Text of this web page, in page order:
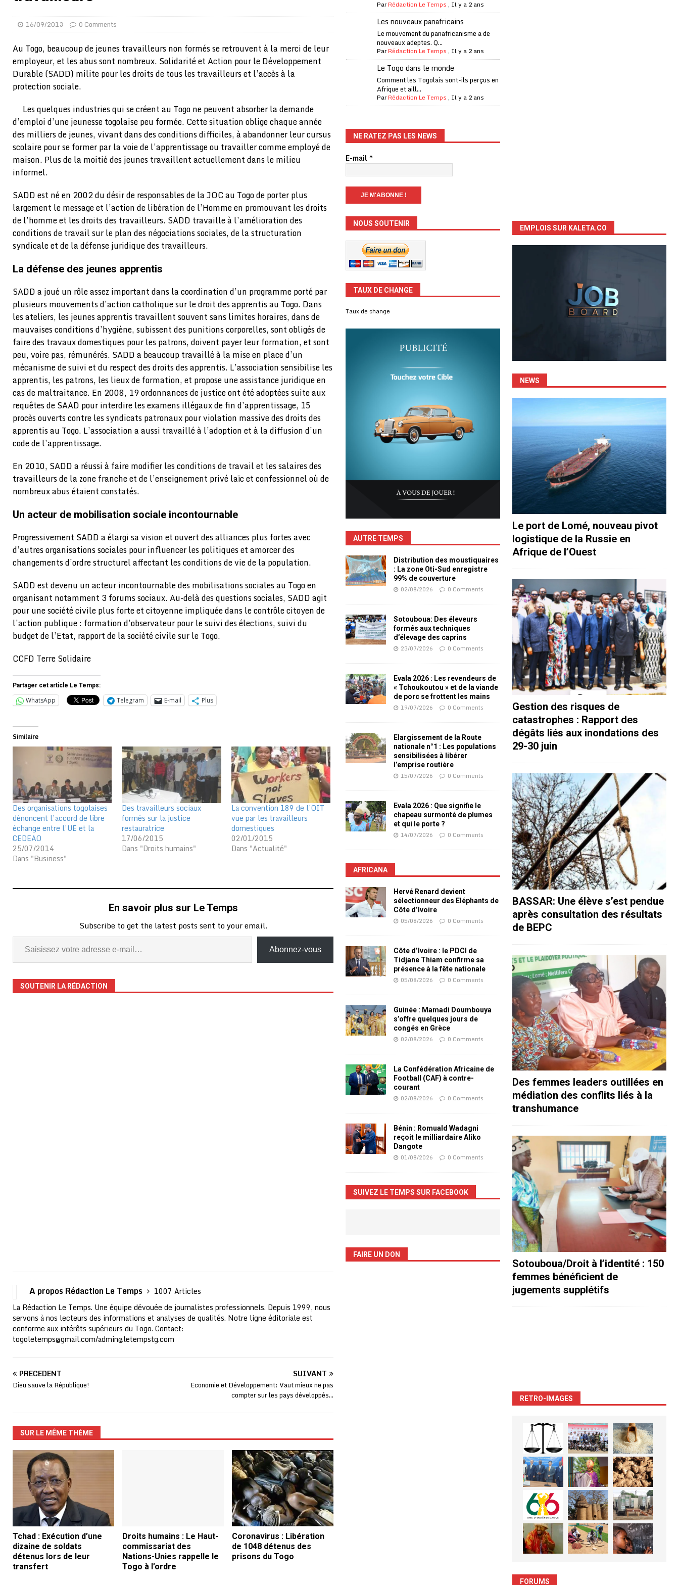
A LA UNE
[ 02/08/2026 ] La Confédération Africaine de Football (CAF) à contre-courant
[ 01/08/2026 ]
Quatre candidats à la succession d’Infantino à la tête de la FIFA
A LA UNE
[ 01/08/2026 ] Bénin : Romuald Wadagni reçoit le milliardaire Aliko Dangote
A LA UNE
[ 31/07/2026 ] Niger : le FMI débloque une bouffée d’oxygène financière
ECONOMIE
A LA UNE
[ 31/07/2026 ] Benjamin Mendy a vendu aux enchères son trophée de la Coupe du monde
[ 31/07/2026 ]
Bénin : les membres du Sénat installés
A LA UNE
[ 31/07/2026 ] Projet d’investisseurs à la Fifa: l’UEFA menace à «l’unanimité» d’un boycott des Coupes du monde
BUSINESS
[ 05/08/2026 ] Hervé Renard devient sélectionneur des Eléphants de Côte d’Ivoire
16/09/2013 0 Comments
Au Togo, beaucoup de jeunes travailleurs non formés se retrouvent à la merci de leur
employeur, et les abus sont nombreux. Solidarité et Action pour le Développement
Durable (SADD) milite pour les droits de tous les travailleurs et l’accès à la
protection sociale.
Les quelques industries qui se créent au Togo ne peuvent absorber la demande
d’emploi d’une jeunesse togolaise peu formée. Cette situation oblige chaque année
des milliers de jeunes, vivant dans des conditions difficiles, à abandonner leur cursus
scolaire pour se former par la voie de l’apprentissage ou travailler comme employé de
maison. Plus de la moitié des jeunes travaillent actuellement dans le milieu
informel.
SADD est né en 2002 du désir de responsables de la JOC au Togo de porter plus
largement le message et l’action de libération de l’Homme en promouvant les droits
de l’homme et les droits des travailleurs. SADD travaille à l’amélioration des
conditions de travail sur le plan des négociations sociales, de la structuration
syndicale et de la défense juridique des travailleurs.
La défense des jeunes apprentis
SADD a joué un rôle assez important dans la coordination d’un programme porté par
plusieurs mouvements d’action catholique sur le droit des apprentis au Togo. Dans
les ateliers, les jeunes apprentis travaillent souvent sans limites horaires, dans de
mauvaises conditions d’hygiène, subissent des punitions corporelles, sont obligés de
faire des travaux domestiques pour les patrons, doivent payer leur formation, et sont
peu, voire pas, rémunérés. SADD a beaucoup travaillé à la mise en place d’un
mécanisme de suivi et du respect des droits des apprentis. L’association sensibilise les
apprentis, les patrons, les lieux de formation, et propose une assistance juridique en
cas de maltraitance. En 2008, 19 ordonnances de justice ont été adoptées suite aux
requêtes de SAAD pour interdire les examens illégaux de fin d’apprentissage, 15
procès ouverts contre les syndicats patronaux pour violation massive des droits des
apprentis au Togo. L’association a aussi travaillé à l’adoption et à la diffusion d’un
code de l’apprentissage.
En 2010, SADD a réussi à faire modifier les conditions de travail et les salaires des
travailleurs de la zone franche et de l’enseignement privé laïc et confessionnel où de
nombreux abus étaient constatés.
Un acteur de mobilisation sociale incontournable
Progressivement SADD a élargi sa vision et ouvert des alliances plus fortes avec
d’autres organisations sociales pour influencer les politiques et amorcer des
changements d’ordre structurel affectant les conditions de vie de la population.
SADD est devenu un acteur incontournable des mobilisations sociales au Togo en
organisant notamment 3 forums sociaux. Au-delà des questions sociales, SADD agit
pour une société civile plus forte et citoyenne impliquée dans le contrôle citoyen de
l’action publique : formation d’observateur pour le suivi des élections, suivi du
budget de l’Etat, rapport de la société civile sur le Togo.
CCFD Terre Solidaire
Partager cet article Le Temps:
WhatsApp Telegram E-mail Plus
Similaire
Des organisations togolaises
dénoncent l’accord de libre
échange entre l’UE et la
CEDEAO
25/07/2014
Dans "Business"
Des travailleurs sociaux
formés sur la justice
restauratrice
17/06/2015
Dans "Droits humains"
La convention 189 de l’OIT
vue par les travailleurs
domestiques
02/01/2015
Dans "Actualité"
En savoir plus sur Le Temps
Subscribe to get the latest posts sent to your email.
Abonnez-vous
SOUTENIR LA RÉDACTION
A propos Rédaction Le Temps
1007 Articles
La Rédaction Le Temps. Une équipe dévouée de journalistes professionnels. Depuis 1999, nous
servons à nos lecteurs des informations et analyses de qualités. Notre ligne éditoriale est
conforme aux intérêts supérieurs du Togo. Contact:
togoletemps@gmail.com/admin@letempstg.com
PRÉCÉDENT
Dieu sauve la République!
SUIVANT
Economie et Développement: Vaut mieux ne pas
compter sur les pays développés…
SUR LE MÊME THÈME
Tchad : Exécution d’une
dizaine de soldats
détenus lors de leur
transfert
Droits humains : Le Haut-
commissariat des
Nations-Unies rappelle le
Togo à l’ordre
Coronavirus : Libération
de 1048 détenus des
prisons du Togo
ParRédaction Le Temps , Il y a 2 ans
Les nouveaux panafricains
Le mouvement du panafricanisme a de
nouveaux adeptes. Q...
ParRédaction Le Temps , Il y a 2 ans
Le Togo dans le monde
Comment les Togolais sont-ils perçus en
Afrique et aill...
ParRédaction Le Temps , Il y a 2 ans
NE RATEZ PAS LES NEWS
E-mail*
NOUS SOUTENIR
TAUX DE CHANGE
Taux de change
AUTRE TEMPS
Distribution des moustiquaires
: La zone Oti-Sud enregistre
99% de couverture
02/08/2026 0 Comments
Sotouboua: Des éleveurs
formés aux techniques
d’élevage des caprins
23/07/2026 0 Comments
Evala 2026 : Les revendeurs de
« Tchoukoutou » et de la viande
de porc se frottent les mains
19/07/2026 0 Comments
Elargissement de la Route
nationale n°1 : Les populations
sensibilisées à libérer
l’emprise routière
15/07/2026 0 Comments
Evala 2026 : Que signifie le
chapeau surmonté de plumes
et qui le porte ?
14/07/2026 0 Comments
AFRICANA
Hervé Renard devient
sélectionneur des Eléphants de
Côte d’Ivoire
05/08/2026 0 Comments
Côte d’Ivoire : le PDCI de
Tidjane Thiam confirme sa
présence à la fête nationale
05/08/2026 0 Comments
Guinée : Mamadi Doumbouya
s’offre quelques jours de
congés en Grèce
02/08/2026 0 Comments
La Confédération Africaine de
Football (CAF) à contre-
courant
02/08/2026 0 Comments
Bénin : Romuald Wadagni
reçoit le milliardaire Aliko
Dangote
01/08/2026 0 Comments
SUIVEZ LE TEMPS SUR FACEBOOK
FAIRE UN DON
EMPLOIS SUR KALETA.CO
NEWS
Le port de Lomé, nouveau pivot
logistique de la Russie en
Afrique de l’Ouest
Gestion des risques de
catastrophes : Rapport des
dégâts liés aux inondations des
29-30 juin
BASSAR: Une élève s’est pendue
après consultation des résultats
de BEPC
Des femmes leaders outillées en
médiation des conflits liés à la
transhumance
Sotouboua/Droit à l’identité : 150
femmes bénéficient de
jugements supplétifs
RETRO-IMAGES
FORUMS